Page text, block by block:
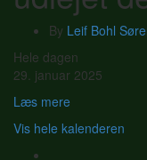
By Leif Bohl
udlejet
delvist
Hele dagen
29. januar 2025
Læs mere
Vis hele kalenderen